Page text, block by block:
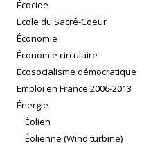
Écocide
École du Sacré-Coeur
Économie
Économie circulaire
Écosocialisme démocratique
Emploi en France 2006-2013
Énergie
Éolien
Éolienne (Wind turbine)